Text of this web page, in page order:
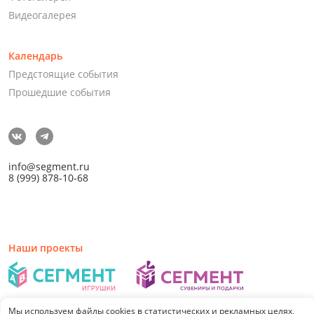
Видеогалерея
Календарь
Предстоящие события
Прошедшие события
info@segment.ru
8 (999) 878-10-68
Наши проекты
Мы используем файлы cookies в статистических и рекламных целях,